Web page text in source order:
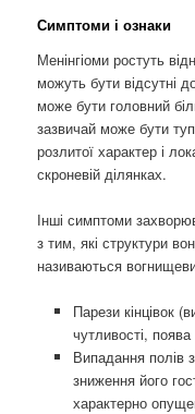
Симптоми і ознаки
Менінгіоми ростуть
можуть бути відсутні
може бути головний
зазвичай може бути
розлитої характер і
скроневій ділянках.
Інші симптоми
з тим, які структури
називаються
Парези кінцівок
чутливості,
Випадання полів
зниження його
характерно